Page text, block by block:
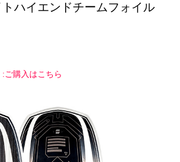
ハイエンドチームフォイル
:ご購入はこちら